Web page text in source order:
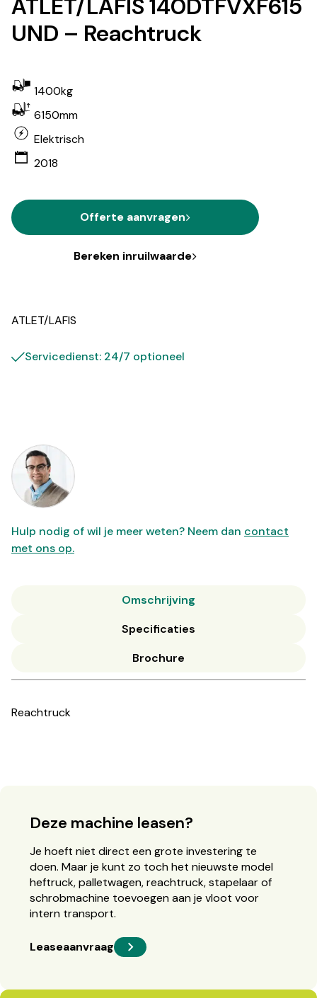
ATLET/LAFIS 140DTFVXF615
UND – Reachtruck
1400kg
6150mm
Elektrisch
2018
Offerte aanvragen
Bereken inruilwaarde
ATLET/LAFIS
Servicedienst: 24/7 optioneel
Hulp nodig of wil je meer weten? Neem dan contact
met ons op.
Omschrijving
Specificaties
Brochure
Reachtruck
Deze machine leasen?
Je hoeft niet direct een grote investering te
doen. Maar je kunt zo toch het nieuwste model
heftruck, palletwagen, reachtruck, stapelaar of
schrobmachine toevoegen aan je vloot voor
intern transport.
Leaseaanvraag